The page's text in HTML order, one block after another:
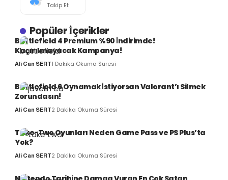
Takip Et
Popüler İçerikler
Battlefield 4 Premium %90 İndirimde!
Kaçırılmayacak Kampanya!
Ali Can SERT1 Dakika Okuma Süresi
Battlefield 6 Oynamak İstiyorsan Valorant’ı Silmek
Zorundasın!
Ali Can SERT2 Dakika Okuma Süresi
Take-Two Oyunları Neden Game Pass ve PS Plus’ta
Yok?
Ali Can SERT2 Dakika Okuma Süresi